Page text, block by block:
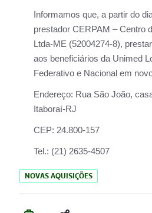
Informamos que, a partir do
prestador CERPAM – Centro
Ltda-ME (52004274-8),
aos beneficiários da Unimed
Federativo e Nacional em
Endereço: Rua São João,
Itaboraí-RJ
CEP: 24.800-157
Tel.: (21) 2635-4507
NOVAS AQUISIÇÕES